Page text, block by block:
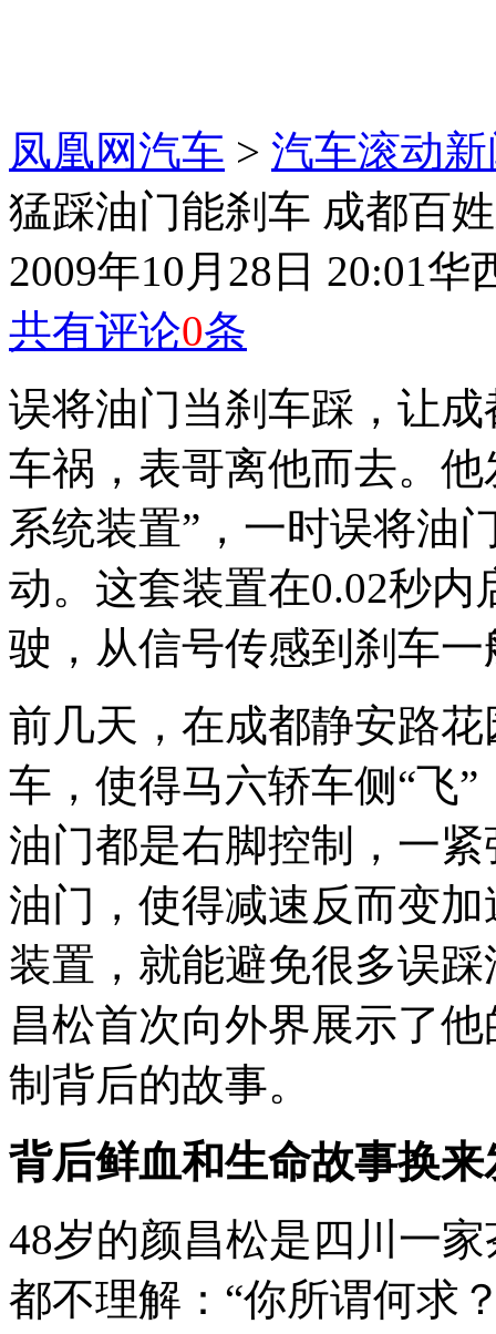
凤凰网汽车 > 汽车滚动
猛踩油门能刹车 成都百
2009年10月28日 20:01华
共有评论0条
误将油门当刹车踩，让
车祸，表哥离他而去。
系统装置”，一时误将油
动。这套装置在0.02秒
驶，从信号传感到刹车
前几天，在成都静安路
车，使得马六轿车侧“飞
油门都是右脚控制，一
油门，使得减速反而变
装置，就能避免很多误
昌松首次向外界展示了
制背后的故事。
背后鲜血和生命故事换
48岁的颜昌松是四川一
都不理解：“你所谓何求